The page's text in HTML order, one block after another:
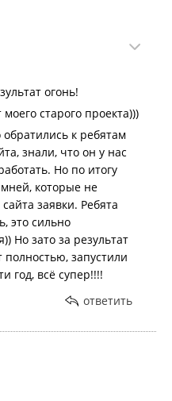
не упускает важный
конкурентов,
стиль,
если для Вас важна
всех этапах. Часто
получаешь
а потом
не из своей сферы
поняли». Ребята не
вопросами.
благодаря удобному
где
при встречи.
уникального и
обращаться
огонь!
старого проекта)))
к ребятам
знали, что он у нас
Но по итогу
которые не
заявки. Ребята
это сильно
Но зато за результат
запустили
год, всё супер!!!!
ответить